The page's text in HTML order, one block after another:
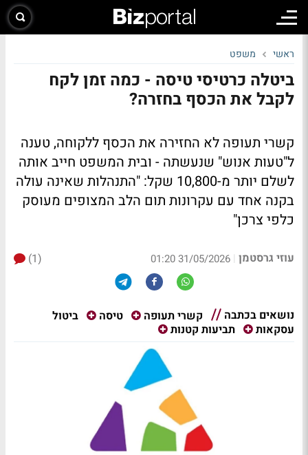
ראשי משפט
ביטלה כרטיסי טיסה - כמה זמן לקח
לקבל את הכסף בחזרה?
קשרי תעופה לא החזירה את הכסף ללקוחה, טענה
ל"טעות אנוש" שנעשתה - ובית המשפט חייב אותה
לשלם יותר מ-10,800 שקל: "התנהלות שאינה עולה
בקנה אחד עם עקרונות תום הלב המצופים מעוסק
כלפי צרכן"
עוזי גרסטמן |
31/05/2026 01:20
(1)
נושאים בכתבה קשרי תעופה טיסה
ביטול
עסקאות
תביעות קטנות